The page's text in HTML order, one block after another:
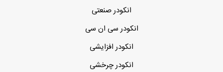
انکودر صنعتی
انکودر سی ان سی
انکودر افزایشی
انکودر چرخشی